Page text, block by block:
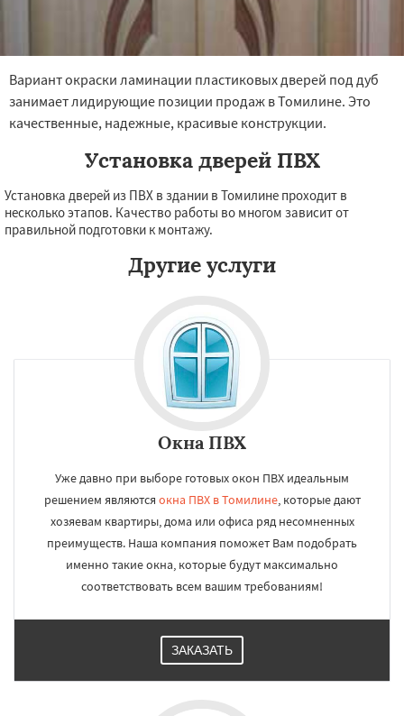
Вариант окраски ламинации пластиковых дверей под дуб
занимает лидирующие позиции продаж в Томилине. Это
качественные, надежные, красивые конструкции.
Установка дверей ПВХ
Установка дверей из ПВХ в здании в Томилине проходит в
несколько этапов. Качество работы во многом зависит от
правильной подготовки к монтажу.
Другие услуги
Окна ПВХ
Уже давно при выборе готовых окон ПВХ идеальным
решением являются окна ПВХ в Томилине, которые дают
хозяевам квартиры, дома или офиса ряд несомненных
преимуществ. Наша компания поможет Вам подобрать
именно такие окна, которые будут максимально
соответствовать всем вашим требованиям!
ЗАКАЗАТЬ